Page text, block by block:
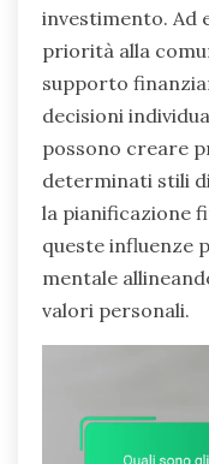
investimento. Ad
priorità alla
supporto
decisioni
possono creare
determinati stili
la pianificazione
queste influenze
mentale
valori personali.